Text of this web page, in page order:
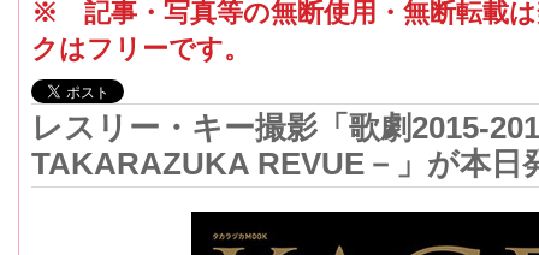
※ 記事・写真等の無断使用・無断転載
クはフリーです。
レスリー・キー撮影「歌劇2015-
TAKARAZUKA REVUE－」が本日